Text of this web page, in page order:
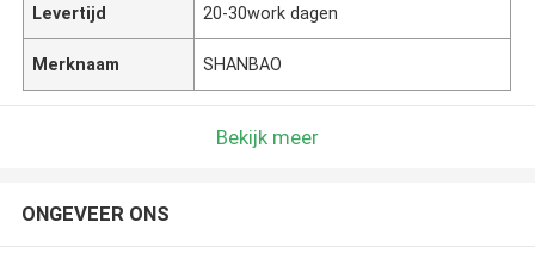
Levertijd 20-30work dagen
Merknaam SHANBAO
Bekijk meer
ONGEVEER ONS